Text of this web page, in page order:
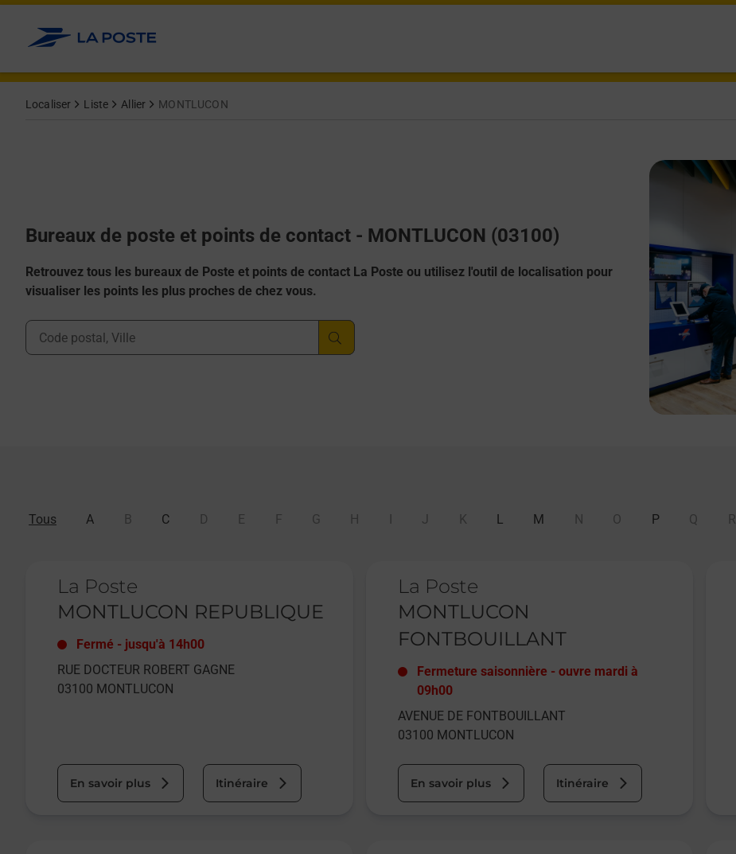
Allez au contenu
Localiser Liste Allier MONTLUCON
Bureaux de poste et points de contact - MONTLUCON (03100)
Retrouvez tous les bureaux de Poste et points de contact La Poste ou utilisez l'outil de localisation pour
visualiser les points les plus proches de chez vous.
Ville, Département, Code Postal
Tous A B C D E F G H I J K L M N O P Q R
La Poste
MONTLUCON REPUBLIQUE
Fermé - jusqu'à 14h00
RUE DOCTEUR ROBERT GAGNE
03100 MONTLUCON
En savoir plus Itinéraire
La Poste
MONTLUCON
FONTBOUILLANT
Fermeture saisonnière - ouvre mardi à
09h00
AVENUE DE FONTBOUILLANT
03100 MONTLUCON
En savoir plus Itinéraire
Afficher ou masquer la réponse
Afficher ou masquer la réponse
Afficher ou masquer la réponse
Afficher ou masquer la réponse
Afficher ou masquer la réponse